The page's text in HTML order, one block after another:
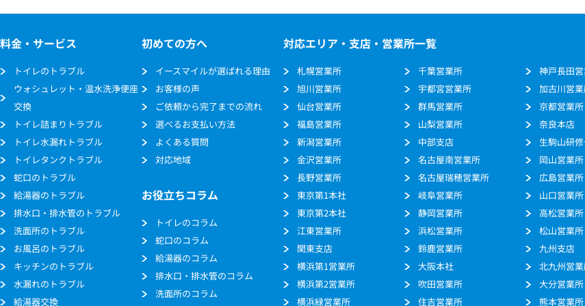
料金・サービス
トイレのトラブル
ウォシュレット・温水洗浄便座
交換
トイレ詰まりトラブル
トイレ水漏れトラブル
トイレタンクトラブル
蛇口のトラブル
給湯器のトラブル
排水口・排水管のトラブル
洗面所のトラブル
お風呂のトラブル
キッチンのトラブル
水漏れのトラブル
給湯器交換
初めての方へ
イースマイルが選ばれる理由
お客様の声
ご依頼から完了までの流れ
選べるお支払い方法
よくある質問
対応地域
お役立ちコラム
トイレのコラム
蛇口のコラム
給湯器のコラム
排水口・排水管のコラム
洗面所のコラム
対応エリア・支店・営業所一覧
札幌営業所
旭川営業所
仙台営業所
福島営業所
新潟営業所
金沢営業所
長野営業所
東京第1本社
東京第2本社
江東営業所
関東支店
横浜第1営業所
横浜第2営業所
横浜緑営業所
千葉営業所
宇都宮営業所
群馬営業所
山梨営業所
中部支店
名古屋南営業所
名古屋瑞穂営業所
岐阜営業所
静岡営業所
浜松営業所
鈴鹿営業所
大阪本社
吹田営業所
住吉営業所
神戸長田
加古川営
京都営業所
奈良本店
生駒山研
岡山営業所
広島営業所
山口営業所
高松営業所
松山営業所
九州支店
北九州営
大分営業所
熊本営業所